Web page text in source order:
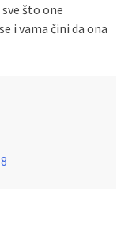
što one
i vama čini da ona